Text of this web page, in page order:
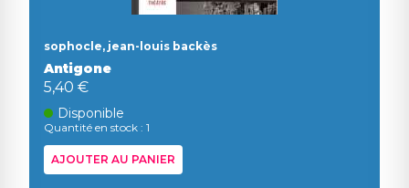
sophocle, jean-louis backès
Antigone
5,40 €
Disponible
Quantité en stock : 1
AJOUTER AU PANIER